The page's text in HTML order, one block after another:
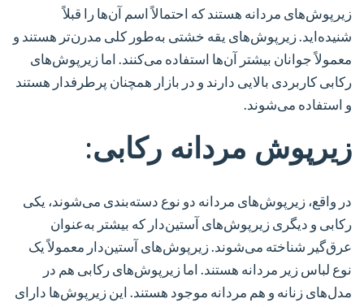
زیرپوش‌های مردانه هستند که احتمالاً اسم آن‌ها را قبلاً
شنیده‌اید. زیرپوش‌های یقه خشتی به‌طور کلی مدرن‌تر هستند و
معمولاً جوانان بیشتر آن‌ها استفاده می‌کنند. اما زیرپوش‌های
رکابی کاربردی بالایی دارند و در بازار همچنان پرطرفدار هستند
و استفاده می‌شوند.
زیرپوش مردانه رکابی:
در واقع، زیرپوش‌های مردانه دو نوع دسته‌بندی می‌شوند، یکی
رکابی و دیگری زیرپوش‌های آستین‌دار که بیشتر به‌عنوان
عرق‌گیر شناخته می‌شوند. زیرپوش‌های آستین‌دار معمولاً یک
نوع لباس زیر مردانه هستند. اما زیرپوش‌های رکابی هم در
مدل‌های زنانه و هم مردانه موجود هستند. این زیرپوش‌ها دارای